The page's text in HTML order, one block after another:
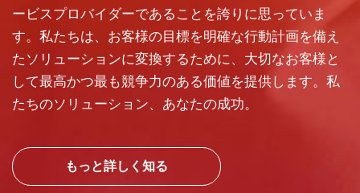
ービスプロバイダーであることを誇りに思っていま
す。私たちは、お客様の目標を明確な行動計画を備え
たソリューションに変換するために、大切なお客様と
して最高かつ最も競争力のある価値を提供します。私
たちのソリューション、あなたの成功。
もっと詳しく知る